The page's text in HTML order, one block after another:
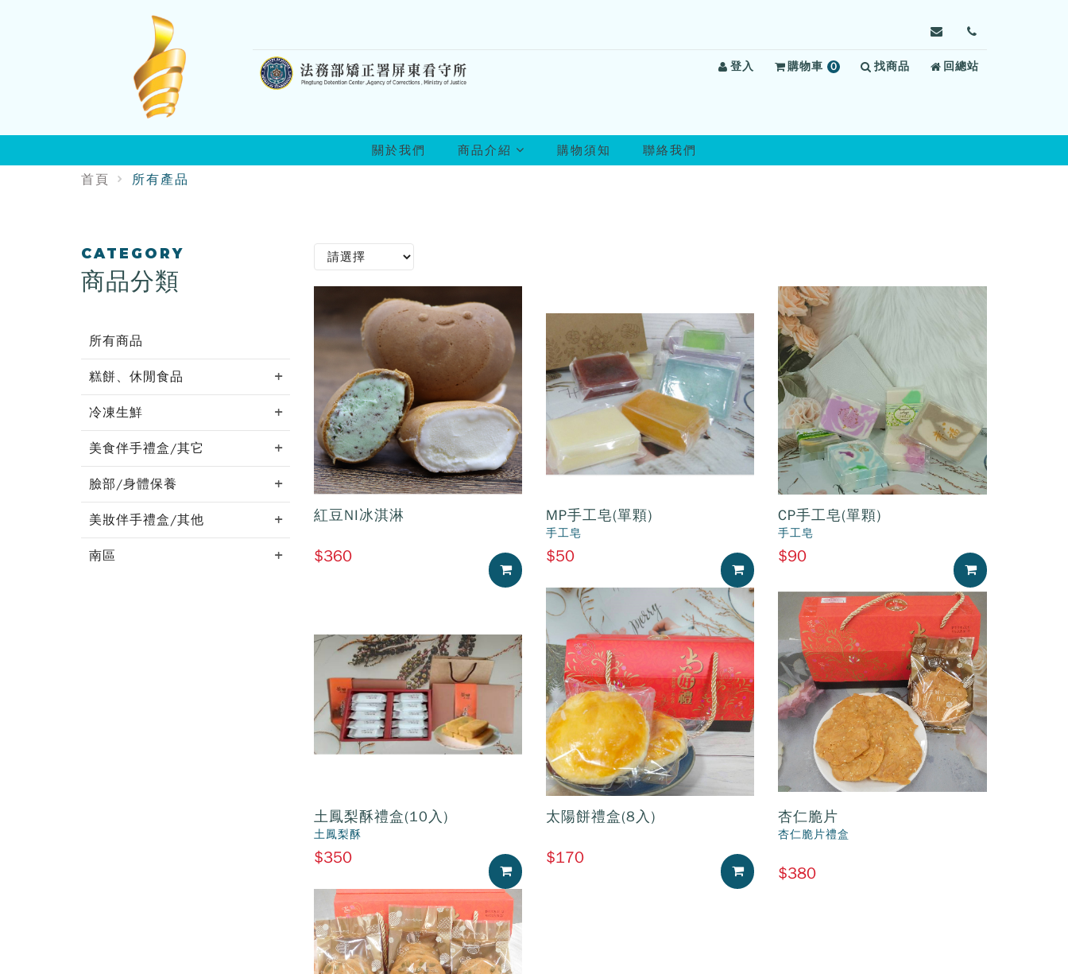
給
守
聯
登入 購物車 0項
找商品 回總站
關於我們 商品介紹 購物須知 聯絡我們
首頁 所有產品
:::
CATEGORY
商品分類
所有商品
糕餅、休閒食品
冷凍生鮮
美食伴手禮盒/其它
臉部/身體保養
美妝伴手禮盒/其他
南區
紅豆NI冰淇淋
$360
加入購物車
MP手工皂(單顆)
手工皂
$50
加入購物車
CP手工皂(單顆)
手工皂
$90
加入購物車
土鳳梨酥禮盒(10入)
土鳳梨酥
$350
加入購物車
太陽餅禮盒(8入)
$170
加入購物車
杏仁脆片
杏仁脆片禮盒
$380